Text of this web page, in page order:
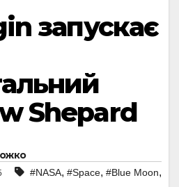
запускає
Shepard
#NASA, #Space, #Blue Moon,